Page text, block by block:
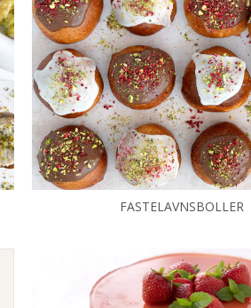
FASTELAVNSBOLLER